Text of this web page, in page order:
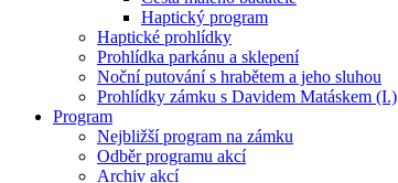
Haptický program
Haptické prohlídky
Prohlídka parkánu a sklepení
Noční putování s hrabětem a jeho sluhou
Prohlídky zámku s Davidem Matáskem (I.)
Program
Nejbližší program na zámku
Odběr programu akcí
Archiv akcí